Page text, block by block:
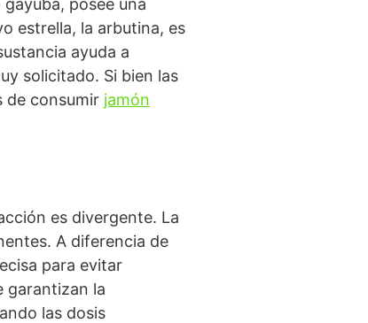
posee una
estrella, la arbutina, es
ayuda a
solicitado. Si bien las
de consumir jamón
es divergente. La
A diferencia de
para evitar
garantizan la
las dosis